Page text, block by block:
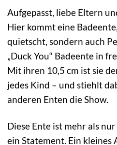
Aufgepasst, liebe Eltern
Hier kommt eine
quietscht, sondern auch
„Duck You“ Badeente in
Mit ihren 10,5 cm ist sie
jedes Kind – und stiehlt
anderen Enten die Show.
Diese Ente ist mehr als
ein Statement. Ein kleines